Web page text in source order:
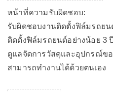
หน้าที่ความรับผิดชอบ:
รับผิดชอบงานติดตั้งฟิล์มรถย
ติดตั้งฟิล์มรถยนต์อย่างน้อย 3 ปี
ดูแลจัดการวัสดุและอุปกรณ์ข
สามารถทำงานได้ด้วยตนเอง